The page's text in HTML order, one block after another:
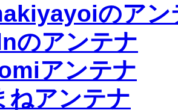
のアン
のアンテナ
アンテナ
ねアンテナ